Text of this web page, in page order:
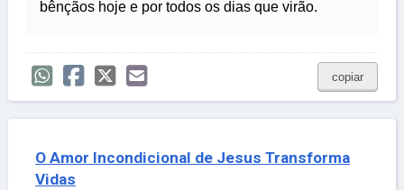
bênçãos hoje e por todos os dias que virão.
copiar
O Amor Incondicional de Jesus Transforma
Vidas